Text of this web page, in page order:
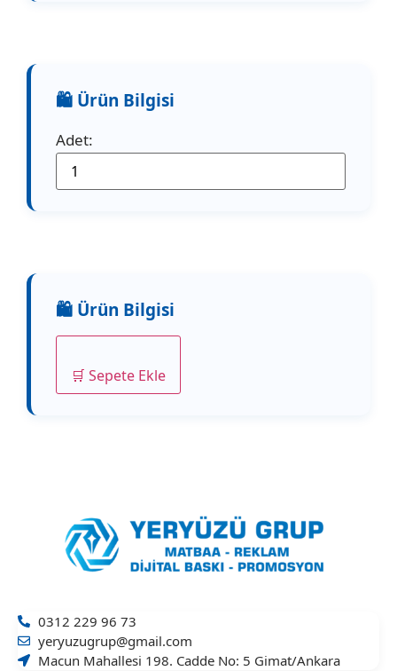
Adet:
🛒 Sepete Ekle
0312 229 96 73
yeryuzugrup@gmail.com
Macun Mahallesi 198. Cadde No: 5 Gimat/Ankara